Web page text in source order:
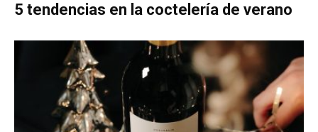
5 tendencias en la coctelería de verano